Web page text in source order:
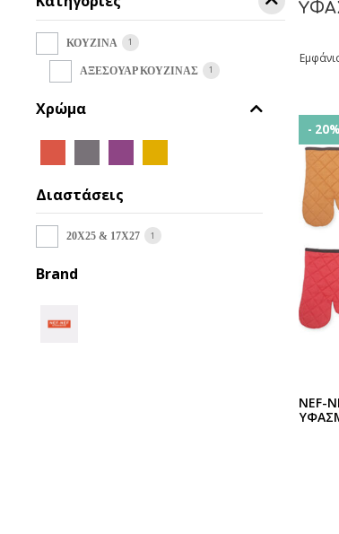
- 20%
NEF-
ΚΟΥΖΙΝΑ 1
ΑΞΕΣΟΥΑΡ ΚΟΥΖΙΝΑΣ 1
Χρώμα
Διαστάσεις
20X25 & 17X27 1
Brand